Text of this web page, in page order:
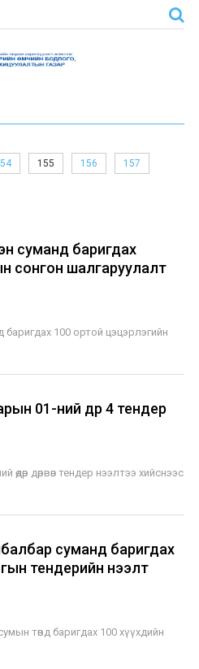
155 156 157
суманд баригдах
сонгон шалгаруулалт
100 ортой цэцэрлэгийн
01-ний өдөр 4 тендер
дөрвөн тендер нээлтээ хийснээс
суманд баригдах
тендерийн нээлт
төвд баригдах 100 хүүхдийн